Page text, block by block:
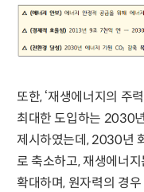
또한, ‘재생에너지의 주
최대한 도입하는 2030
제시하였는데, 2030년
로 축소하고, 재생에너
확대하며, 원자력의 경